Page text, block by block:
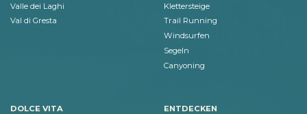
Valle dei Laghi
Val di Gresta
Klettersteige
Trail Running
Windsurfen
Segeln
Canyoning
DOLCE VITA ENTDECKEN